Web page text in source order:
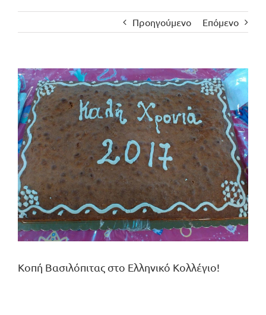
Προηγούμενο Επόμενο
Προβολή
μεγαλύτερης
εικόνας
Κοπή Βασιλόπιτας στο Ελληνικό Κολλέγιο!